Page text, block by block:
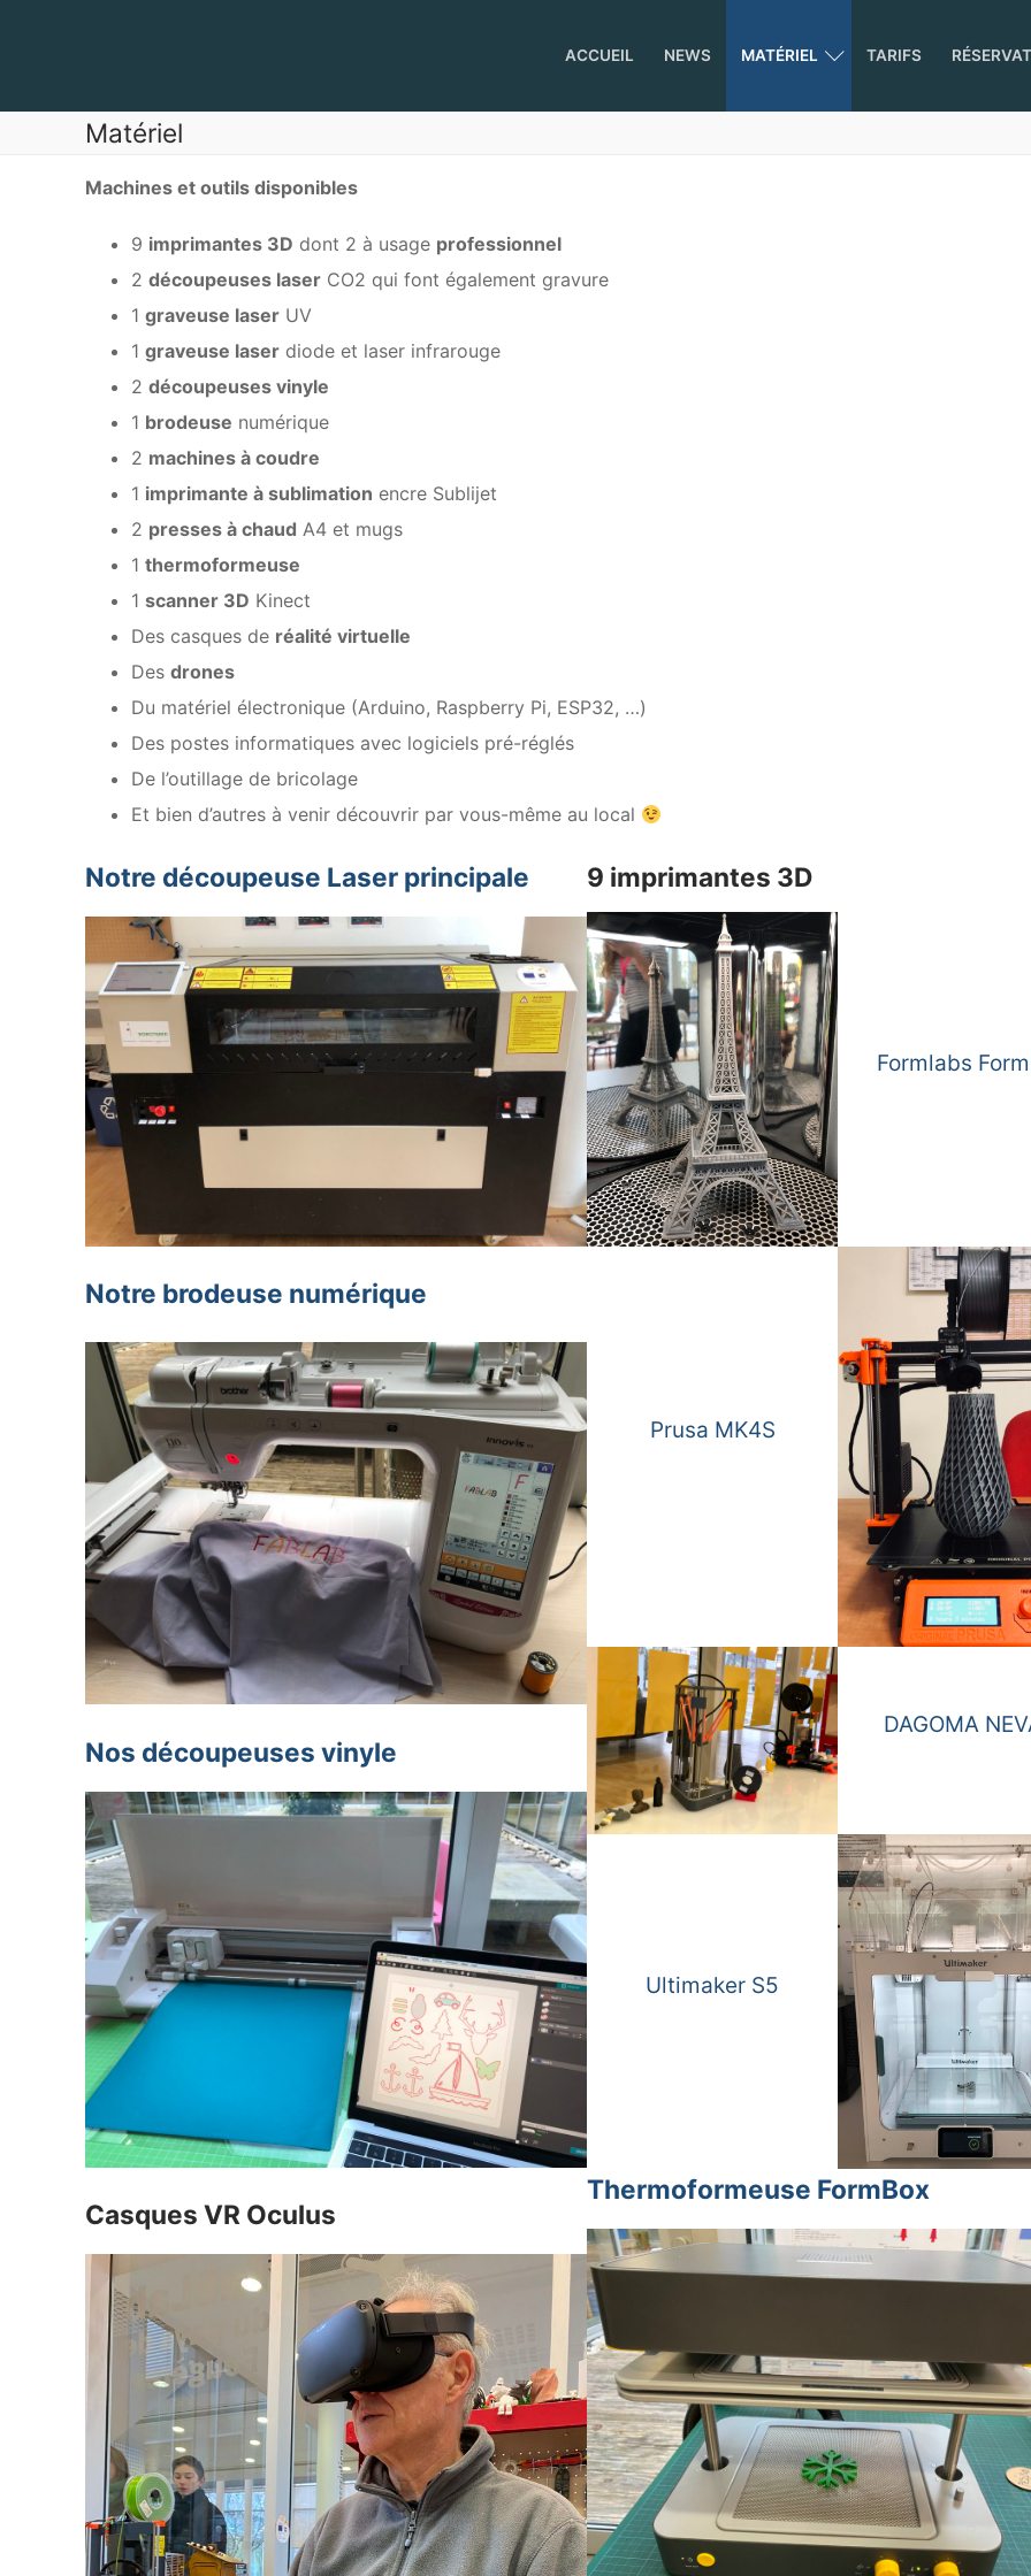
ACCUEIL NEWS MATÉRIEL TARIFS
Matériel
Machines et outils disponibles
9 imprimantes 3D dont 2 à usage professionnel
2 découpeuses laser CO2 qui font également gravure
1 graveuse laser UV
1 graveuse laser diode et laser infrarouge
2 découpeuses vinyle
1 brodeuse numérique
2 machines à coudre
1 imprimante à sublimation encre Sublijet
2 presses à chaud A4 et mugs
1 thermoformeuse
1 scanner 3D Kinect
Des casques de réalité virtuelle
Des drones
Du matériel électronique (Arduino, Raspberry Pi, ESP32, …)
Des postes informatiques avec logiciels pré-réglés
De l’outillage de bricolage
Et bien d’autres à venir découvrir par vous-même au local
Notre découpeuse Laser principale
Notre brodeuse numérique
Nos découpeuses vinyle
Casques VR Oculus
9 imprimantes 3D
Formlabs
Prusa MK4S
DAGOMA
Ultimaker S5
Thermoformeuse FormBox